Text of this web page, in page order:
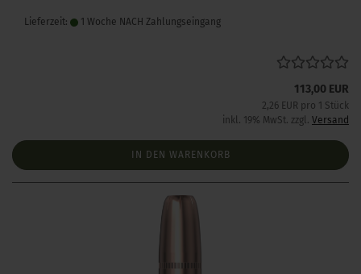
Lieferzeit: 1 Woche NACH Zahlungseingang
113,00 EUR
2,26 EUR pro 1 Stück
inkl. 19% MwSt. zzgl. Versand
IN DEN WARENKORB